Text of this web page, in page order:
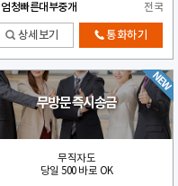
엄청빠른대부중개 전국
상세보기 통화하기
무방문 즉시송금
무직자도
당일 500 바로 OK